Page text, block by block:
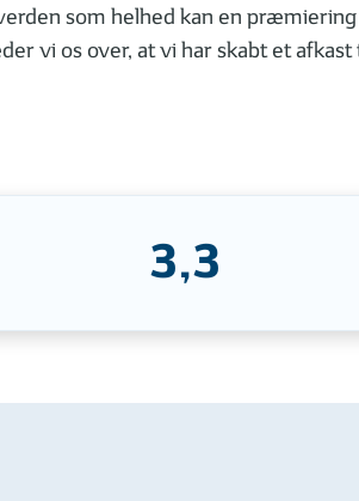
som helhed kan en
vi os over, at vi har skabt et
3,3